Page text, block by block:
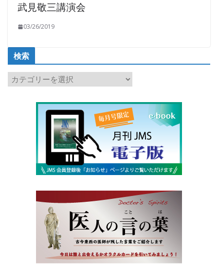
武見敬三講演会
03/26/2019
検索
検